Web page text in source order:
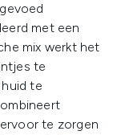
met een
mix werkt het
te
te
te zorgen